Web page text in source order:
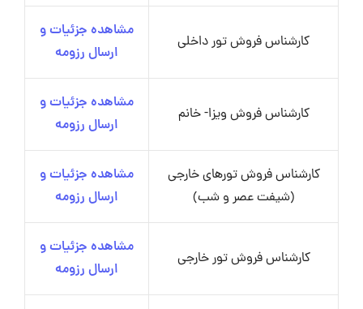
کارشناس فروش تور داخلی
مشاهده جزئیات و
ارسال رزومه
کارشناس فروش ویزا- خانم
مشاهده جزئیات و
ارسال رزومه
کارشناس فروش تورهای خارجی
(شیفت عصر و شب)
مشاهده جزئیات و
ارسال رزومه
کارشناس فروش تور خارجی
مشاهده جزئیات و
ارسال رزومه